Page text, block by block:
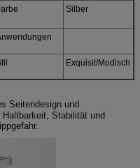
Silber
Exquisit/Modisch
Seitendesign und
Stabilität und